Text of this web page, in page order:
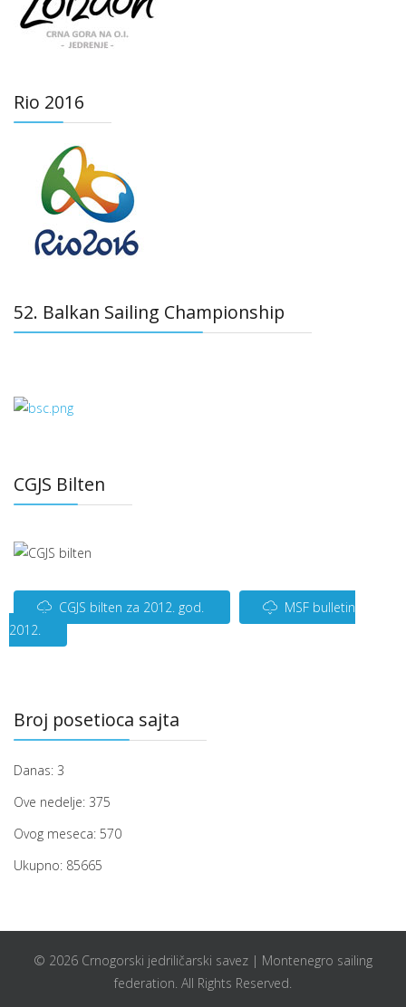
Rio 2016
52. Balkan Sailing Championship
CGJS Bilten
CGJS bilten za 2012. god.
MSF bulletin
2012.
Broj posetioca sajta
Danas: 3
Ove nedelje: 375
Ovog meseca: 570
Ukupno: 85665
© 2026 Crnogorski jedriličarski savez | Montenegro sailing
federation. All Rights Reserved.